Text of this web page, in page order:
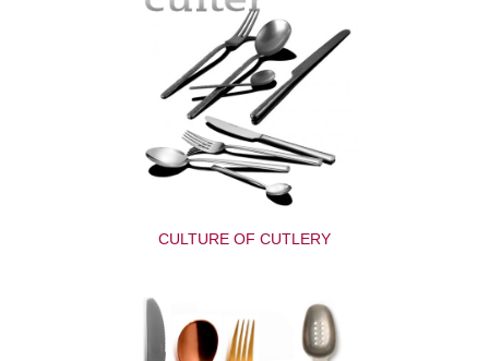
CULTURE OF CUTLERY